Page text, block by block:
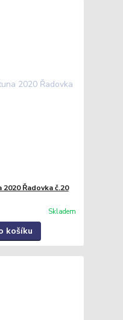
Řadovka č.20
Skladem
košíku